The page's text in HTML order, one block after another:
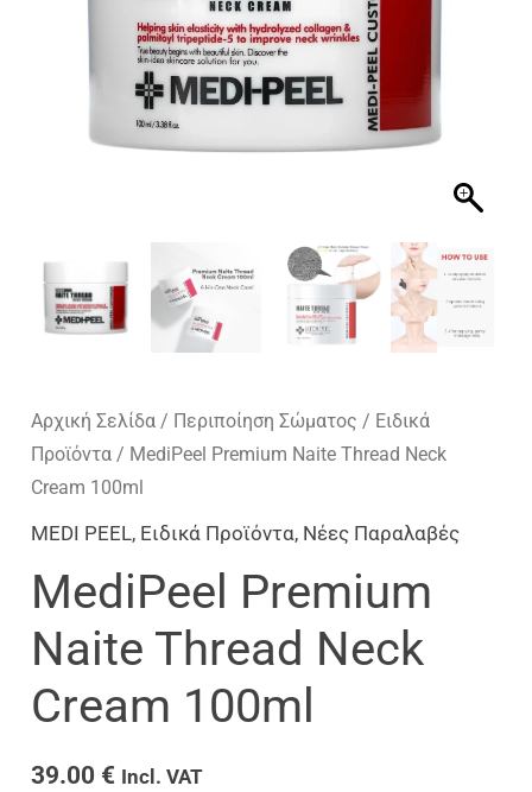
Αρχική Σελίδα / Περιποίηση Σώματος / Ειδικά
Προϊόντα / MediPeel Premium Naite Thread Neck
Cream 100ml
MEDI PEEL, Ειδικά Προϊόντα, Νέες Παραλαβές
MediPeel Premium
Naite Thread Neck
Cream 100ml
39.00 € Incl. VAT